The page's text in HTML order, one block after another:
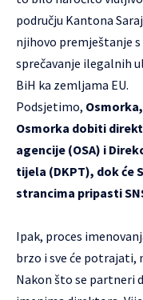
području Kantona
njihovo premještanje
sprečavanje ilegalnih
BiH ka zemljama EU.
Podsjetimo,
Osmorka dobiti
agencije (OSA) i
tijela (DKPT), dok će
strancima pripasti
Ipak, proces
brzo i sve će potrajati,
Nakon što se partneri